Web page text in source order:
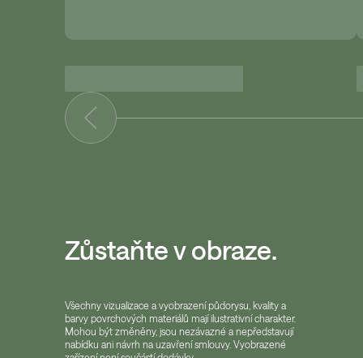
Zůstaňte v obraze.
Všechny vizualizace a vyobrazení půdorysu, kvality a
barvy povrchových materiálů mají ilustrativní charakter.
Mohou být změněny, jsou nezávazné a nepředstavují
nabídku ani návrh na uzavření smlouvy. Vyobrazené